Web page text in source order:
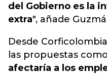
del Gobierno es la
extra", añade
Desde
las propuestas
afectaría a los